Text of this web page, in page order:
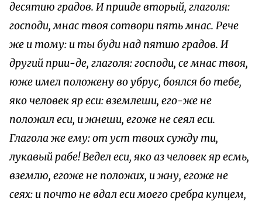
десятию градов. И прииде вторый, глаголя:
господи, мнас твоя сотвори пять мнас. Рече
же и тому: и ты буди над пятию градов. И
другий прии-де, глаголя: господи, се мнас твоя,
юже имел положену во убрус, боялся бо тебе,
яко человек яр ecu: вземлеши, его-же не
положил ecu, и жнеши, егоже не сеял ecu.
Глагола же ему: от уст твоих сужду ти,
лукавый рабе! Ведел ecu, яко аз человек яр есмь,
вземлю, егоже не положих, и жну, егоже не
сеях: и почто не вдал ecu моего сребра купцем,